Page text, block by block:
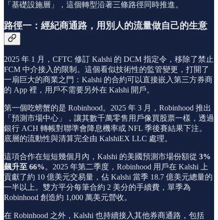
「基礎設施層」，這個轉型沿著三條路徑同時推進。
路徑一：經紀商通路，用別人的流量做自己的生意
2025 年 1 月，CFTC 修訂 Kalshi 的 DCM 指定令，移除了禁止
FCM 中介接入的限制。這個看似技術性的監管變更，打開了
一扇巨大的商業之門：Kalshi 的合約可以直接嵌入第三方券商
的 App 裡，用戶不需要另外在 Kalshi 開戶。
第一個吃螃蟹的是 Robinhood。2025 年 3 月，Robinhood 推出
「預測市場中心」，讓其數千萬零售用戶像買股票一樣，透過
銀行 ACH 轉帳對聯準會降息機率或 NFL 季後賽結果下注。
底層的流動性與清算完全由 KalshiEX LLC 處理。
這項合作在短短幾個月內，Kalshi 的美國預測市場份額從 3%
飆升至 66%。2025 年第二季度，Robinhood 用戶在 Kalshi 上
貢獻了約 10 億美元交易量，佔 Kalshi 當季 18.7 億美元總量的
一半以上。雙方平分每筆合約 2 美分的手續費，單季為
Robinhood 創造約 1,000 萬美元營收。
在 Robinhood 之外，Kalshi 也持續接入其他券商通路，包括